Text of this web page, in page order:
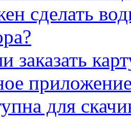
сделать
для